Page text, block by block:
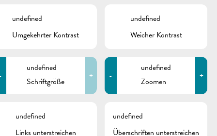
undefined
Umgekehrter Kontrast
undefined
Weicher Kontrast
undefined
Schriftgröße
+ -
undefined
Zoomen
+
undefined
Links unterstreichen
undefined
Überschriften unterstreichen